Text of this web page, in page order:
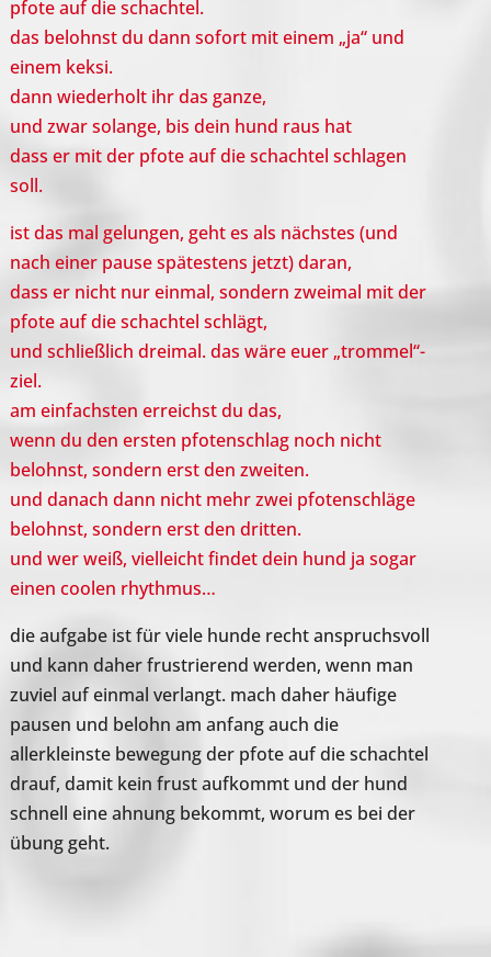
pfote auf die schachtel.
das belohnst du dann sofort mit einem „ja“ und
einem keksi.
dann wiederholt ihr das ganze,
und zwar solange, bis dein hund raus hat
dass er mit der pfote auf die schachtel schlagen
soll.
ist das mal gelungen, geht es als nächstes (und
nach einer pause spätestens jetzt) daran,
dass er nicht nur einmal, sondern zweimal mit der
pfote auf die schachtel schlägt,
und schließlich dreimal. das wäre euer „trommel“-
ziel.
am einfachsten erreichst du das,
wenn du den ersten pfotenschlag noch nicht
belohnst, sondern erst den zweiten.
und danach dann nicht mehr zwei pfotenschläge
belohnst, sondern erst den dritten.
und wer weiß, vielleicht findet dein hund ja sogar
einen coolen rhythmus…
die aufgabe ist für viele hunde recht anspruchsvoll
und kann daher frustrierend werden, wenn man
zuviel auf einmal verlangt. mach daher häufige
pausen und belohn am anfang auch die
allerkleinste bewegung der pfote auf die schachtel
drauf, damit kein frust aufkommt und der hund
schnell eine ahnung bekommt, worum es bei der
übung geht.